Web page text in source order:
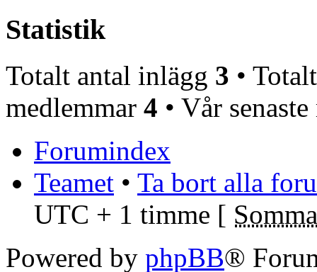
Statistik
Totalt antal inlägg 3 •
medlemmar 4 • Vår
Forumindex
Teamet • Ta bort alla
UTC + 1 timme [
Powered by phpBB®